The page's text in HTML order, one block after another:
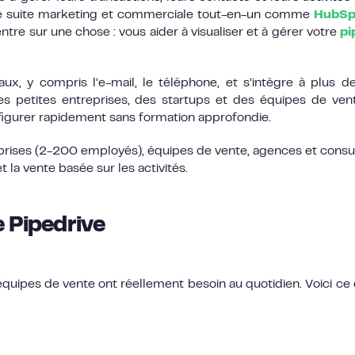
suite marketing et commerciale tout-en-un comme
sur une chose : vous aider à visualiser et à gérer votre
y compris l’e-mail, le téléphone, et s’intègre à plus
petites entreprises, des startups et des équipes de
rapidement sans formation approfondie.
(2-200 employés), équipes de vente, agences et
la vente basée sur les activités.
Pipedrive
de vente ont réellement besoin au quotidien. Voici ce